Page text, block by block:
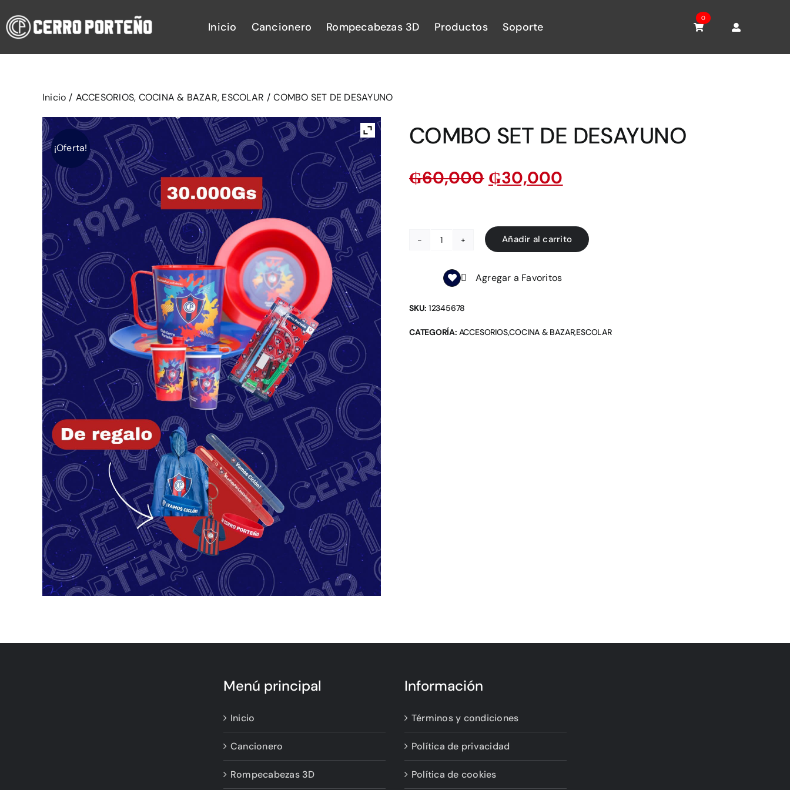
al
contenido
Inicio Cancionero Rompecabezas 3D Productos Soporte
0
Inicio / ACCESORIOS, COCINA & BAZAR, ESCOLAR / COMBO SET DE DESAYUNO
¡Oferta! COMBO SET DE DESAYUNO
₲60,000 ₲30,000
COMBO
DE
cantidad
Añadir al carrito
Agregar a Favoritos
SKU: 12345678
CATEGORÍA: ACCESORIOS,COCINA & BAZAR,ESCOLAR
Menú principal
Inicio
Cancionero
Rompecabezas 3D
Información
Términos y condiciones
Política de privacidad
Política de cookies